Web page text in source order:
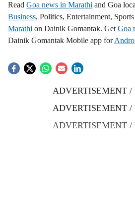
Read Goa news in Marathi and Goa
Business, Politics, Entertainment, Sports
Marathi on Dainik Gomantak. Get Goa
Dainik Gomantak Mobile app for
ADVERTISEMENT /
ADVERTISEMENT /
ADVERTISEMENT /